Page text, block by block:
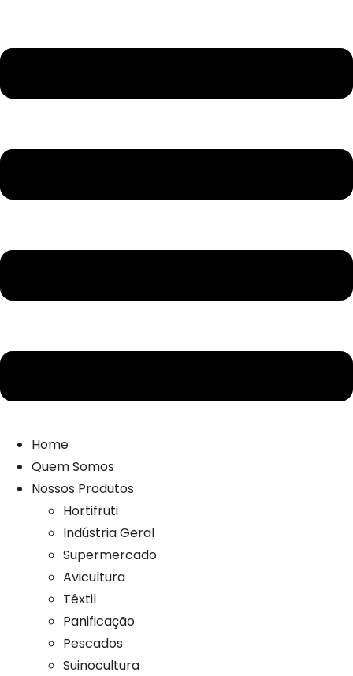
Home
Quem Somos
Nossos Produtos
Hortifruti
Indústria Geral
Supermercado
Avicultura
Têxtil
Panificação
Pescados
Suinocultura